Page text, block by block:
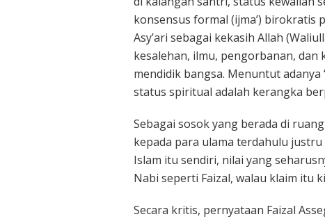
konsensus formal (ijma’) birokratis
Asy’ari sebagai kekasih Allah
kesalehan, ilmu, pengorbanan, dan
mendidik bangsa. Menuntut
status spiritual adalah kerangka
Sebagai sosok yang berada di
kepada para ulama terdahulu
Islam itu sendiri, nilai yang
Nabi seperti Faizal, walau klaim itu
Secara kritis, pernyataan Faizal